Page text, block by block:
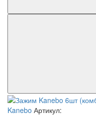
Kanebo Артикул: